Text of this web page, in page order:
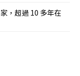
，超過 10 多年在